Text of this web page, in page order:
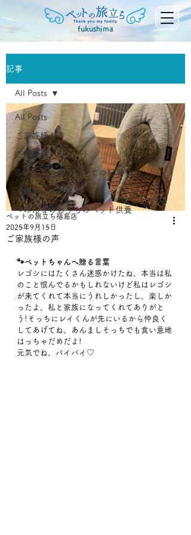
fukushima
記事
All Posts
ご家族様の声
ご家族様アンケート
📝ペット火葬についての記事
👨‍🏫ペットの雑学
🐾みんなのおうちのペット供養
All Posts
ご家族様の声
ペットの旅立ち福島店
2025年9月15日
🐾ペットちゃんへ贈る言葉
レゴシにはたくさん迷惑かけたね、本当は私
のこと恨んでるかもしれないけど私はレゴシ
が来てくれて本当にうれしかったし、楽しか
ったよ。私と家族になってくれてありがと
う!そっちにレイくんが先にいるから仲良く
してあげてね。あんましそっちでも食い意地
はっちゃだめだよ!
元気でね、バイバイ♡